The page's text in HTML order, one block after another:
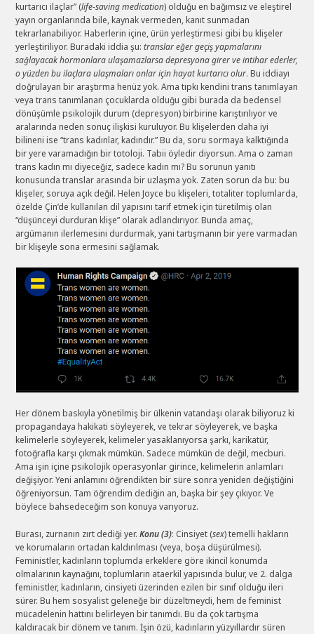
kurtarıcı ilaçlar” (life-saving medication) olduğu en bağımsız ve eleştirel
yayın organlarında bile, kaynak vermeden, kanıt sunmadan
tekrarlanabiliyor. Haberlerin içine, ürün yerleştirmesi gibi bu klişeler
yerleştiriliyor. Buradaki iddia şu:translar eğer geçiş yapmalarını
sağlayacak hormonlara ulaşamazlarsa depresyona girer ve intihar ederler,
o yüzden bu ilaçlara ulaşmaları onlar için hayat kurtarıcı olur. Bu iddiayı
doğrulayan bir araştırma henüz yok. Ama tıpkı kendini trans tanımlayan
veya trans tanımlanan çocuklarda olduğu gibi burada da bedensel
dönüşümle psikolojik durum (depresyon) birbirine karıştırılıyor ve
aralarında neden sonuç ilişkisi kuruluyor. Bu klişelerden daha iyi
bilineni ise “trans kadınlar, kadındır.” Bu da, soru sormaya kalktığında
bir yere varamadığın bir totoloji. Tabii öyledir diyorsun. Ama o zaman
trans kadın mı diyeceğiz, sadece kadın mı? Bu sorunun yanıtı
konusunda translar arasında bir uzlaşma yok. Zaten sorun da bu: bu
klişeler, soruya açık değil. Helen Joyce bu klişeleri, totaliter toplumlarda,
özelde Çin’de kullanılan dil yapısını tarif etmek için türetilmiş olan
“düşünceyi durduran klişe” olarak adlandırıyor. Bunda amaç,
argümanın ilerlemesini durdurmak, yani tartışmanın bir yere varmadan
bir klişeyle sona ermesini sağlamak.
Her dönem baskıyla yönetilmiş bir ülkenin vatandaşı olarak biliyoruz ki
propagandaya hakikati söyleyerek, ve tekrar söyleyerek, ve başka
kelimelerle söyleyerek, kelimeler yasaklanıyorsa şarkı, karikatür,
fotoğrafla karşı çıkmak mümkün. Sadece mümkün de değil, mecburi.
Ama işin içine psikolojik operasyonlar girince, kelimelerin anlamları
değişiyor. Yeni anlamını öğrendikten bir süre sonra yeniden değiştiğini
öğreniyorsun. Tam öğrendim dediğin an, başka bir şey çıkıyor. Ve
böylece bahsedeceğim son konuya varıyoruz.
Burası, zurnanın zırt dediği yer.Konu (3): Cinsiyet (sex) temelli hakların
ve korumaların ortadan kaldırılması (veya, boşa düşürülmesi).
Feministler, kadınların toplumda erkeklere göre ikincil konumda
olmalarının kaynağını, toplumların ataerkil yapısında bulur, ve 2. dalga
feministler, kadınların, cinsiyeti üzerinden ezilen bir sınıf olduğu ileri
sürer. Bu hem sosyalist geleneğe bir düzeltmeydi, hem de feminist
mücadelenin hattını belirleyen bir tanımdı. Bu da çok tartışma
kaldıracak bir dönem ve tanım. İşin özü, kadınların yüzyıllardır süren